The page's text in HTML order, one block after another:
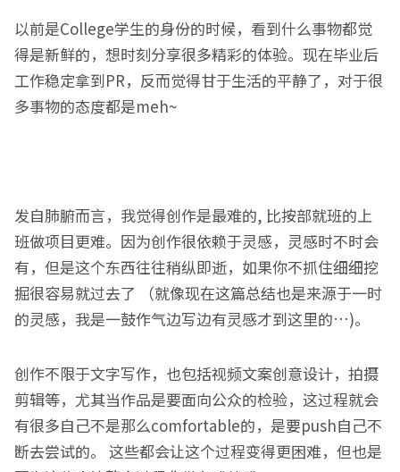
以前是College学生的身份的时候，看到什么事物都觉
得是新鲜的，想时刻分享很多精彩的体验。现在毕业后
工作稳定拿到PR，反而觉得甘于生活的平静了，对于很
多事物的态度都是meh~
发自肺腑而言，我觉得创作是最难的, 比按部就班的上
班做项目更难。因为创作很依赖于灵感，灵感时不时会
有，但是这个东西往往稍纵即逝，如果你不抓住细细挖
掘很容易就过去了 （就像现在这篇总结也是来源于一时
的灵感，我是一鼓作气边写边有灵感才到这里的…)。
创作不限于文字写作，也包括视频文案创意设计，拍摄
剪辑等，尤其当作品是要面向公众的检验，这过程就会
有很多自己不是那么comfortable的，是要push自己不
断去尝试的。 这些都会让这个过程变得更困难，但也是